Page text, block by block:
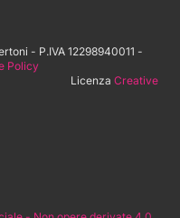
- P.IVA 12298940011 -
Policy
Licenza Creative